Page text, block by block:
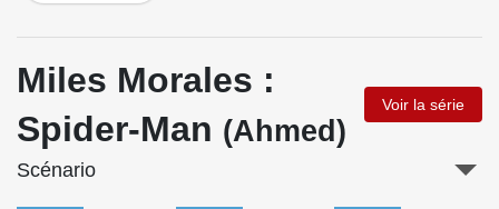
Miles Morales :
Spider-Man (Ahmed)
Voir la série
Scénario